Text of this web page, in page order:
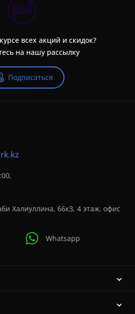
всех акций и скидок?
на нашу рассылку
Подписаться
Халиуллина, 66кЗ, 4 этаж, офис
Whatsapp